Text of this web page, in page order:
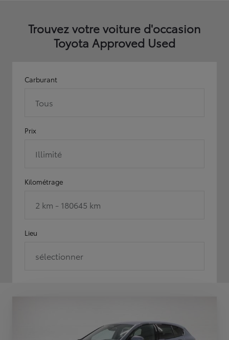
Trouvez votre voiture d'occasion
Toyota Approved Used
Carburant
Tous
Prix
Illimité
Kilométrage
2 km - 180645 km
Lieu
sélectionner